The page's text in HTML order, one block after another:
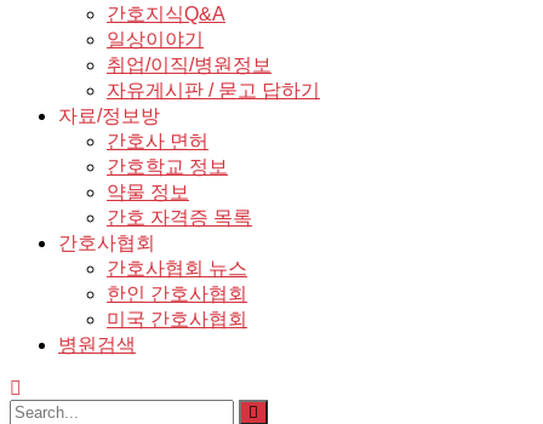
간호지식Q&A
일상이야기
취업/이직/병원정보
자유게시판 / 묻고 답하기
자료/정보방
간호사 면허
간호학교 정보
약물 정보
간호 자격증 목록
간호사협회
간호사협회 뉴스
한인 간호사협회
미국 간호사협회
병원검색